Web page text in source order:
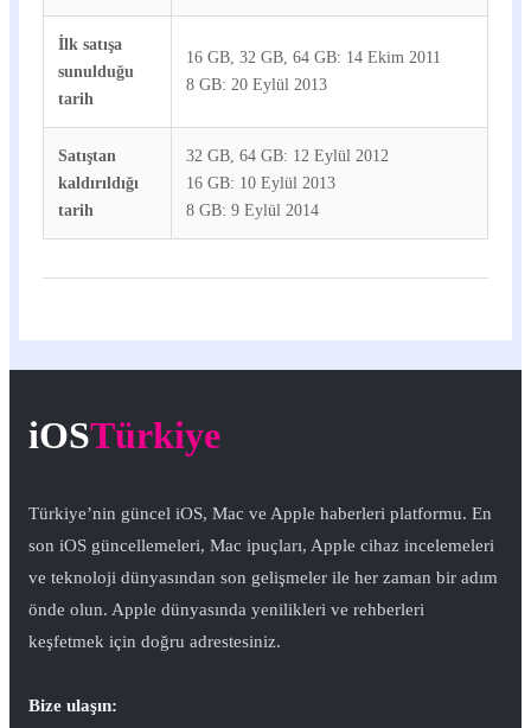
İlk satışa
sunulduğu
tarih
16 GB, 32 GB, 64 GB: 14 Ekim 2011
8 GB: 20 Eylül 2013
Satıştan
kaldırıldığı
tarih
32 GB, 64 GB: 12 Eylül 2012
16 GB: 10 Eylül 2013
8 GB: 9 Eylül 2014
iOSTürkiye
Türkiye’nin güncel iOS, Mac ve Apple haberleri platformu. En
son iOS güncellemeleri, Mac ipuçları, Apple cihaz incelemeleri
ve teknoloji dünyasından son gelişmeler ile her zaman bir adım
önde olun. Apple dünyasında yenilikleri ve rehberleri
keşfetmek için doğru adrestesiniz.
Bize ulaşın: